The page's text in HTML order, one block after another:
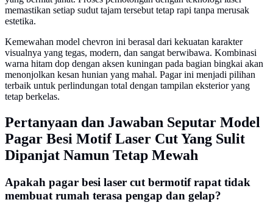
memastikan setiap sudut tajam tersebut tetap rapi tanpa merusak
estetika.
Kemewahan model chevron ini berasal dari kekuatan karakter
visualnya yang tegas, modern, dan sangat berwibawa. Kombinasi
warna hitam dop dengan aksen kuningan pada bagian bingkai akan
menonjolkan kesan hunian yang mahal. Pagar ini menjadi pilihan
terbaik untuk perlindungan total dengan tampilan eksterior yang
tetap berkelas.
Pertanyaan dan Jawaban Seputar Model
Pagar Besi Motif Laser Cut Yang Sulit
Dipanjat Namun Tetap Mewah
Apakah pagar besi laser cut bermotif rapat tidak
membuat rumah terasa pengap dan gelap?